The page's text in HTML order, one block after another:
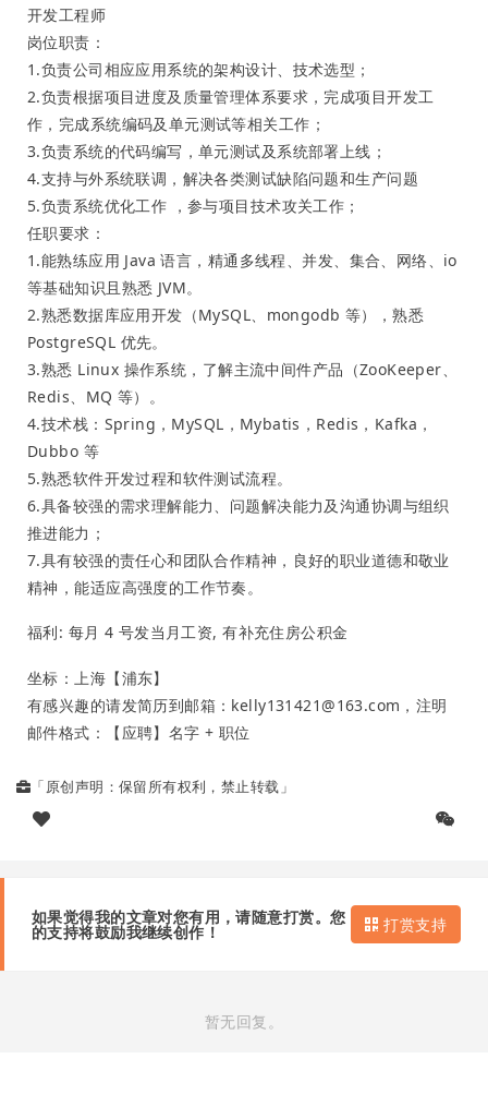
开发工程师
岗位职责：
1.负责公司相应应用系统的架构设计、技术选型；
2.负责根据项目进度及质量管理体系要求，完成项目开发工
作，完成系统编码及单元测试等相关工作；
3.负责系统的代码编写，单元测试及系统部署上线；
4.支持与外系统联调，解决各类测试缺陷问题和生产问题
5.负责系统优化工作 ，参与项目技术攻关工作；
任职要求：
1.能熟练应用 Java 语言，精通多线程、并发、集合、网络、io
等基础知识且熟悉 JVM。
2.熟悉数据库应用开发（MySQL、mongodb 等），熟悉
PostgreSQL 优先。
3.熟悉 Linux 操作系统，了解主流中间件产品（ZooKeeper、
Redis、MQ 等）。
4.技术栈：Spring，MySQL，Mybatis，Redis，Kafka，
Dubbo 等
5.熟悉软件开发过程和软件测试流程。
6.具备较强的需求理解能力、问题解决能力及沟通协调与组织
推进能力；
7.具有较强的责任心和团队合作精神，良好的职业道德和敬业
精神，能适应高强度的工作节奏。
福利: 每月 4 号发当月工资, 有补充住房公积金
坐标：上海【浦东】
有感兴趣的请发简历到邮箱：kelly131421@163.com，注明
邮件格式：【应聘】名字 + 职位
「原创声明：保留所有权利，禁止转载」
如果觉得我的文章对您有用，请随意打赏。您
的支持将鼓励我继续创作！ 打赏支持
暂无回复。